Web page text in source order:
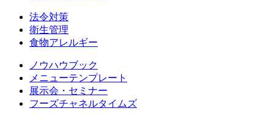
法令対策
衛生管理
食物アレルギー
ノウハウブック
メニューテンプレート
展示会・セミナー
フーズチャネルタイムズ